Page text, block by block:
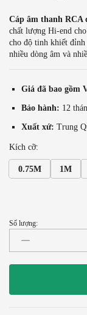
Cáp âm thanh RCA
chất lượng Hi-end
cho độ tinh khiết
nhiều dòng âm và
Giá đã bao gồm
Bảo hành: 12
Xuất xứ: Trung
Kích cỡ:
0.75M 1M
Cáp
Audio
Số lượng: